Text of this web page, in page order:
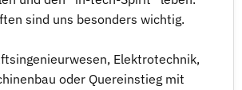
sind uns besonders wichtig.
Elektrotechnik,
oder Quereinstieg mit